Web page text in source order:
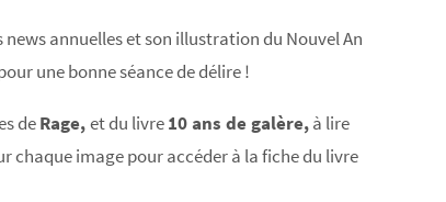
news annuelles et son illustration du Nouvel An
une bonne séance de délire !
deRage,et du livre10 ans de galère,à lire
chaque image pour accéder à la fiche du livre